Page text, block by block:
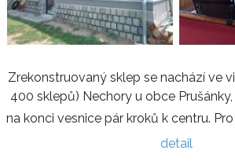
Zrekonstruovaný sklep se nachází ve
400 sklepů) Nechory u obce
na konci vesnice pár kroků k centru. Pro
detail